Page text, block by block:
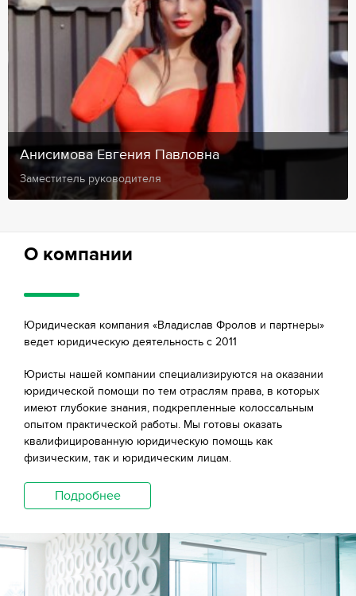
Анисимова Евгения Павловна
Заместитель руководителя
О компании
Юридическая компания «Владислав Фролов и партнеры»
ведет юридическую деятельность с 2011
Юристы нашей компании специализируются на оказании
юридической помощи по тем отраслям права, в которых
имеют глубокие знания, подкрепленные колоссальным
опытом практической работы. Мы готовы оказать
квалифицированную юридическую помощь как
физическим, так и юридическим лицам.
Подробнее